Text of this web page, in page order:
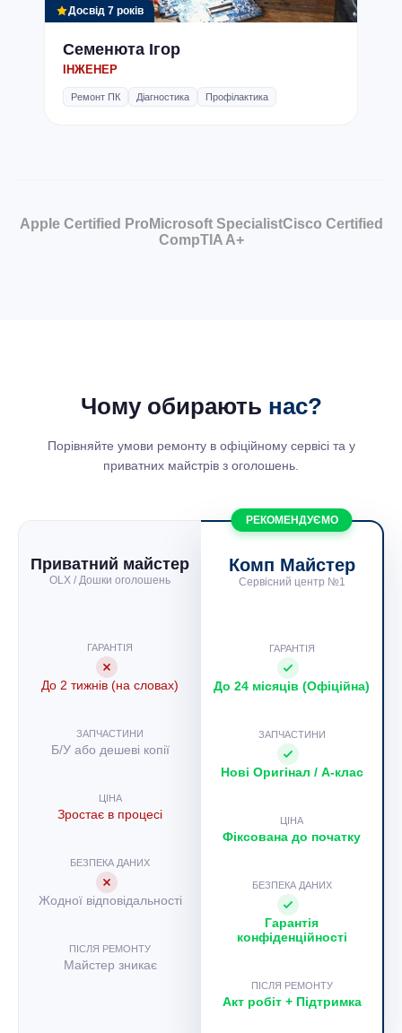
Досвід 7 років
Семенюта Ігор
ІНЖЕНЕР
Ремонт ПК Діагностика Профілактика
Apple Certified Pro Microsoft SpecialistCisco Certified
CompTIA A+
Чому обирають нас?
Порівняйте умови ремонту в офіційному сервісі та у
приватних майстрів з оголошень.
Приватний майстер
OLX / Дошки оголошень
ГАРАНТІЯ
До 2 тижнів (на словах)
ЗАПЧАСТИНИ
Б/У або дешеві копії
ЦІНА
Зростає в процесі
БЕЗПЕКА ДАНИХ
Жодної відповідальності
ПІСЛЯ РЕМОНТУ
Майстер зникає
РЕКОМЕНДУЄМО
Комп Майстер
Сервісний центр №1
ГАРАНТІЯ
До 24 місяців (Офіційна)
ЗАПЧАСТИНИ
Нові Оригінал / A-клас
ЦІНА
Фіксована до початку
БЕЗПЕКА ДАНИХ
Гарантія
конфіденційності
ПІСЛЯ РЕМОНТУ
Акт робіт + Підтримка